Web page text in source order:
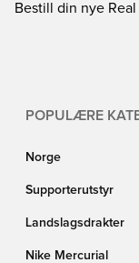
Bestill din nye
POPULÆRE
Norge
Supporterutstyr
Landslagsdrakter
Nike Mercurial